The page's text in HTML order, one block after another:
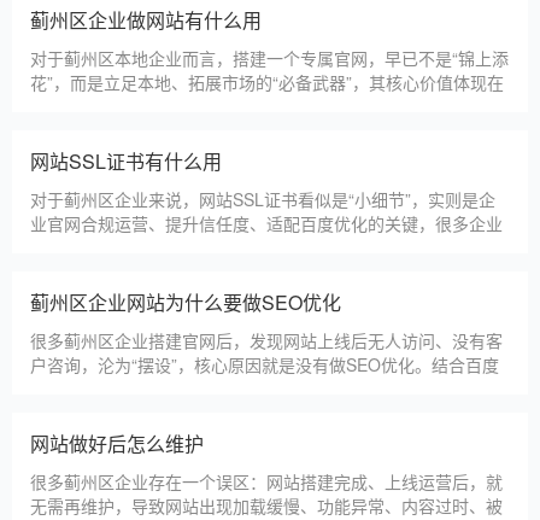
帮助蓟州区企业理清思路，顺利完成建站，避免踩坑。第一步，
需求沟通与方案确定。这是
蓟州区企业做网站有什么用
对于蓟州区本地企业而言，搭建一个专属官网，早已不是“锦上添
花”，而是立足本地、拓展市场的“必备武器”，其核心价值体现在
门店有营业时间限制，官网24小时在线，无论蓟州区本地客户是
白天咨询、深夜了解
网站SSL证书有什么用
对于蓟州区企业来说，网站SSL证书看似是“小细节”，实则是企
业官网合规运营、提升信任度、适配百度优化的关键，很多企业
天详细解读SSL证书的核心作用，帮助企业避开误区、正确使
用。首先，SSL证书最核心的
蓟州区企业网站为什么要做SEO优化
很多蓟州区企业搭建官网后，发现网站上线后无人访问、没有客
户咨询，沦为“摆设”，核心原因就是没有做SEO优化。结合百度
通过合理的优化，让网站获得更多本地精准流量，实现被动获
客，提升线上竞争力。首先，S
网站做好后怎么维护
很多蓟州区企业存在一个误区：网站搭建完成、上线运营后，就
无需再维护，导致网站出现加载缓慢、功能异常、内容过时、被